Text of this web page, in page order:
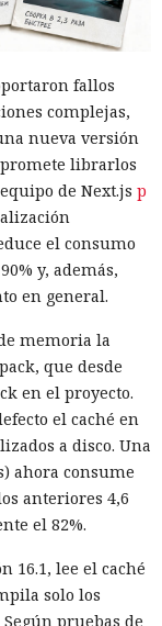
fallos
complejas,
nueva versión
librarlos
de Next.js p
el consumo
y, además,
en general.
memoria la
que desde
en el proyecto.
el caché en
a disco. Una
ahora consume
anteriores 4,6
el 82%.
16.1, lee el caché
solo los
pruebas de